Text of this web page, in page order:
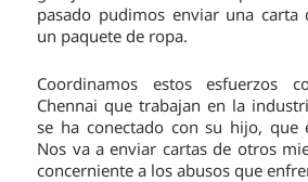
pasado pudimos enviar una carta
un paquete de ropa.
Coordinamos estos esfuerzos
Chennai que trabajan en la
se ha conectado con su hijo, que
Nos va a enviar cartas de otros
concerniente a los abusos que